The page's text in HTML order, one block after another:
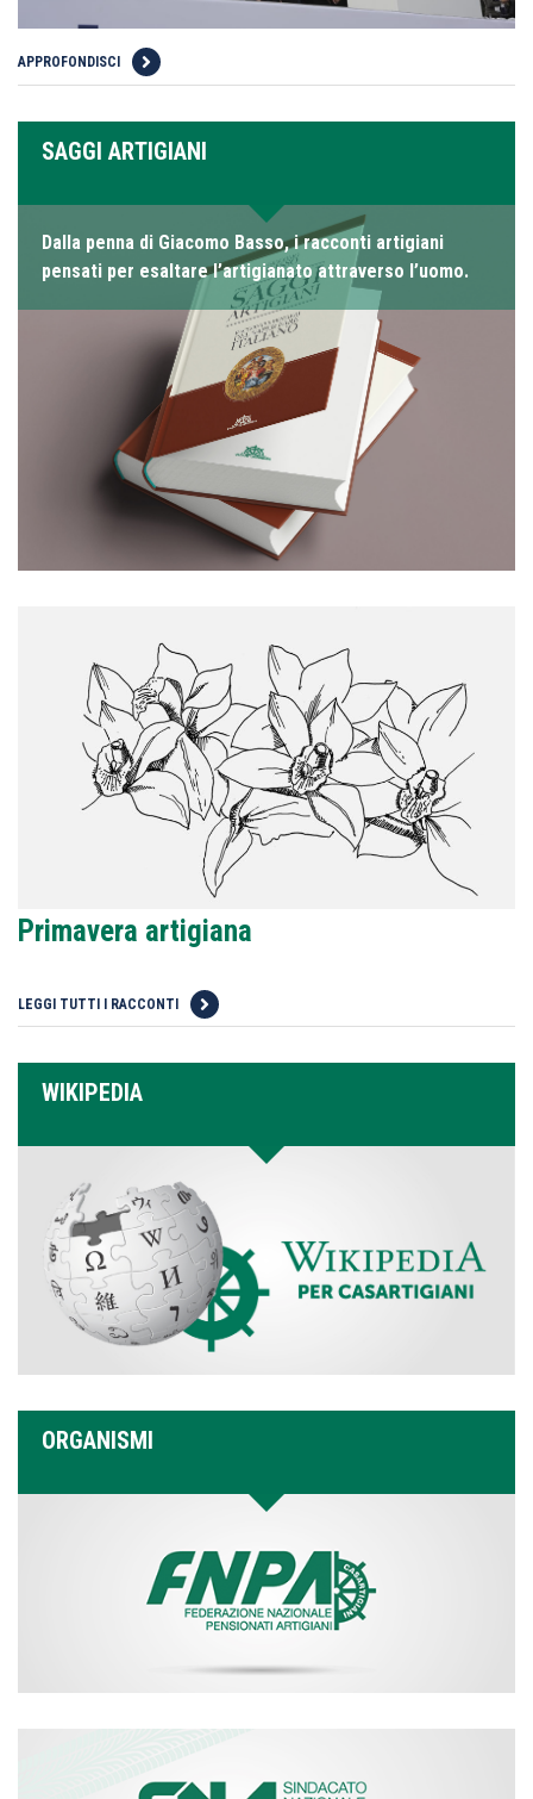
APPROFONDISCI
SAGGI ARTIGIANI
Dalla penna di Giacomo Basso, i racconti artigiani
pensati per esaltare l’artigianato attraverso l’uomo.
Primavera artigiana
LEGGI TUTTI I RACCONTI
WIKIPEDIA
ORGANISMI